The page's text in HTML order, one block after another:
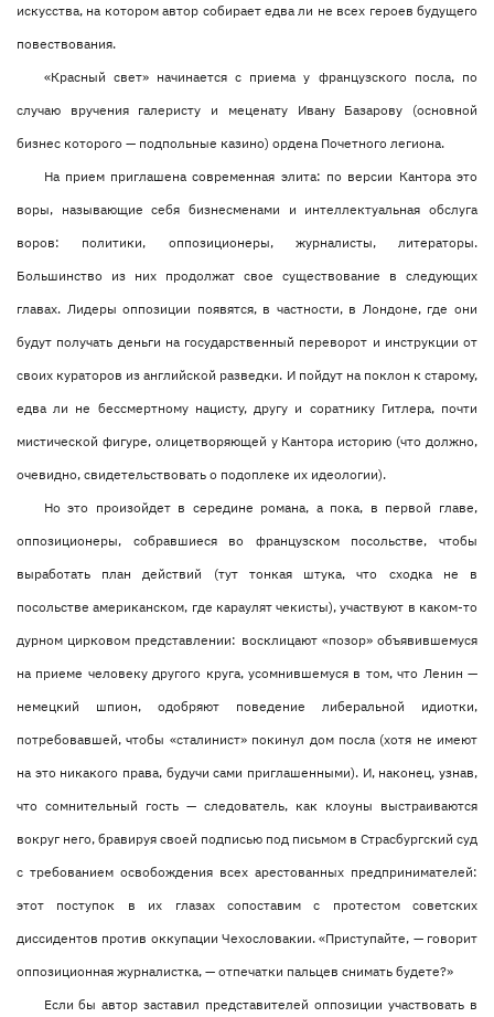
искусства, на котором автор собирает едва ли не всех героев будущего
повествования.
«Красный свет» начинается с приема у французского посла, по
случаю вручения галеристу и меценату Ивану Базарову (основной
бизнес которого — подпольные казино) ордена Почетного легиона.
На прием приглашена современная элита: по версии Кантора это
воры, называющие себя бизнесменами и интеллектуальная обслуга
воров: политики, оппозиционеры, журналисты, литераторы.
Большинство из них продолжат свое существование в следующих
главах. Лидеры оппозиции появятся, в частности, в Лондоне, где они
будут получать деньги на государственный переворот и инструкции от
своих кураторов из английской разведки. И пойдут на поклон к старому,
едва ли не бессмертному нацисту, другу и соратнику Гитлера, почти
мистической фигуре, олицетворяющей у Кантора историю (что должно,
очевидно, свидетельствовать о подоплеке их идеологии).
Но это произойдет в середине романа, а пока, в первой главе,
оппозиционеры, собравшиеся во французском посольстве, чтобы
выработать план действий (тут тонкая штука, что сходка не в
посольстве американском, где караулят чекисты), участвуют в каком-то
дурном цирковом представлении: восклицают «позор» объявившемуся
на приеме человеку другого круга, усомнившемуся в том, что Ленин —
немецкий шпион, одобряют поведение либеральной идиотки,
потребовавшей, чтобы «сталинист» покинул дом посла (хотя не имеют
на это никакого права, будучи сами приглашенными). И, наконец, узнав,
что сомнительный гость — следователь, как клоуны выстраиваются
вокруг него, бравируя своей подписью под письмом в Страсбургский суд
с требованием освобождения всех арестованных предпринимателей:
этот поступок в их глазах сопоставим с протестом советских
диссидентов против оккупации Чехословакии. «Приступайте, — говорит
оппозиционная журналистка, — отпечатки пальцев снимать будете?»
Если бы автор заставил представителей оппозиции участвовать в